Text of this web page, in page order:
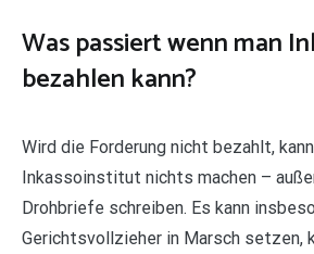
Was passiert wenn man
bezahlen kann?
Wird die Forderung nicht bezahlt,
Inkassoinstitut nichts machen –
Drohbriefe schreiben. Es kann
Gerichtsvollzieher in Marsch setzen,